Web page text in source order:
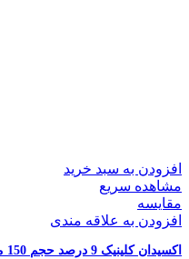
افزودن به سبد خرید
مشاهده سریع
مقایسه
افزودن به علاقه مندی
اکسیدان کلینیک 9 درصد حجم 150 میلی لیتر